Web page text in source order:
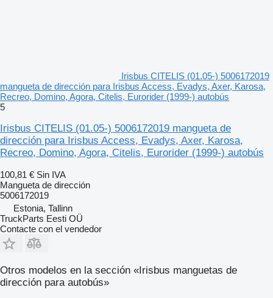
Irisbus CITELIS (01.05-) 5006172019
mangueta de dirección para Irisbus Access, Evadys, Axer, Karosa,
Recreo, Domino, Agora, Citelis, Eurorider (1999-) autobús
5
Irisbus CITELIS (01.05-) 5006172019 mangueta de
dirección para Irisbus Access, Evadys, Axer, Karosa,
Recreo, Domino, Agora, Citelis, Eurorider (1999-) autobús
100,81 € Sin IVA
Mangueta de dirección
5006172019
Estonia, Tallinn
TruckParts Eesti OÜ
Contacte con el vendedor
Otros modelos en la sección «Irisbus manguetas de
dirección para autobús»